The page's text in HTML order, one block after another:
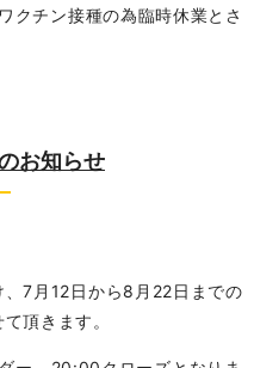
クチン接種の為臨時休業とさ
お知らせ
7月12日から8月22日までの
頂きます。